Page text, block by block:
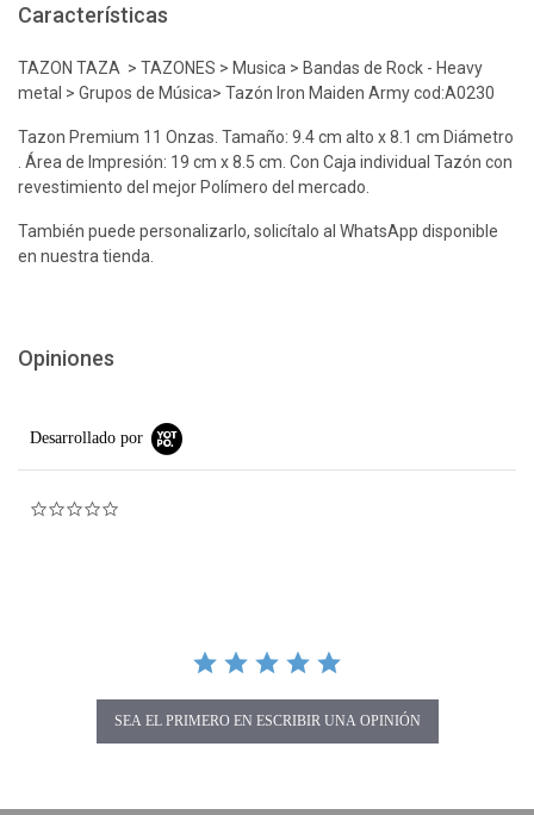
Características
TAZON TAZA > TAZONES > Musica > Bandas de Rock - Heavy
metal > Grupos de Música> Tazón Iron Maiden Army cod:A0230
Tazon Premium 11 Onzas. Tamaño: 9.4 cm alto x 8.1 cm Diámetro
. Área de Impresión: 19 cm x 8.5 cm. Con Caja individual Tazón con
revestimiento del mejor Polímero del mercado.
También puede personalizarlo, solicítalo al WhatsApp disponible
en nuestra tienda.
Opiniones
Desarrollado por
SEA EL PRIMERO EN ESCRIBIR UNA OPINIÓN